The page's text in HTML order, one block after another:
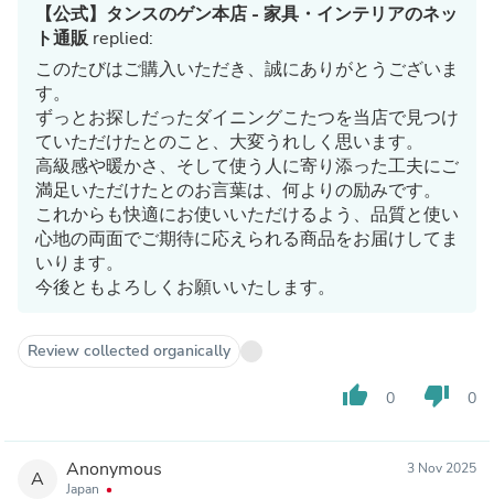
【公式】タンスのゲン本店 - 家具・インテリアのネッ
ト通販replied:
このたびはご購入いただき、誠にありがとうございま
す。
ずっとお探しだったダイニングこたつを当店で見つけ
ていただけたとのこと、大変うれしく思います。
高級感や暖かさ、そして使う人に寄り添った工夫にご
満足いただけたとのお言葉は、何よりの励みです。
これからも快適にお使いいただけるよう、品質と使い
心地の両面でご期待に応えられる商品をお届けしてま
いります。
今後ともよろしくお願いいたします。
Review collected organically
thumb_up 0 thumb_down 0
A Anonymous
Japan
3 Nov 2025